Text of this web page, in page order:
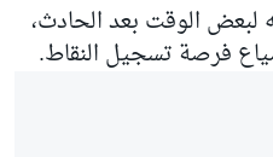
الوقت بعد الحادث،
فرصة تسجيل النقاط.